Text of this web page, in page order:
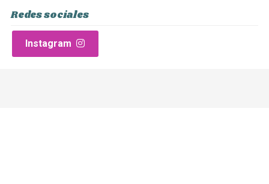
Redes sociales
Instagram